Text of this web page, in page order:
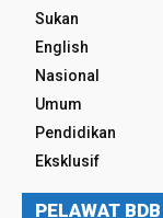
Sukan
English
Nasional
Umum
Pendidikan
Eksklusif
PELAWAT BDB